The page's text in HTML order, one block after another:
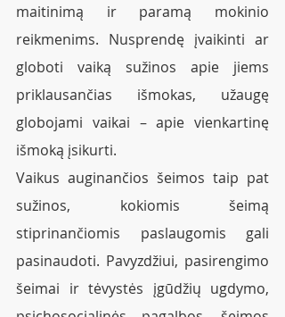
maitinimą ir paramą mokinio
reikmenims. Nusprendę įvaikinti ar
globoti vaiką sužinos apie jiems
priklausančias išmokas, užaugę
globojami vaikai – apie vienkartinę
išmoką įsikurti.
Vaikus auginančios šeimos taip pat
sužinos, kokiomis šeimą
stiprinančiomis paslaugomis gali
pasinaudoti. Pavyzdžiui, pasirengimo
šeimai ir tėvystės įgūdžių ugdymo,